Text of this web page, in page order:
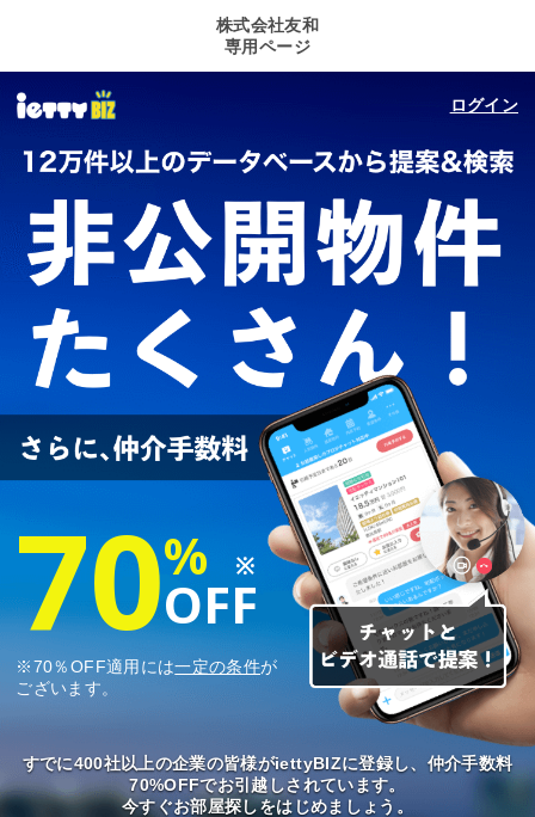
株式会社友和
専用ページ
ログイン
70%
OFF
※
※70％OFF適用には一定の条件が
ございます。
すでに400社以上の企業の皆様がiettyBIZに登録し、仲介手数料
70%OFFでお引越しされています。
今すぐお部屋探しをはじめましょう。